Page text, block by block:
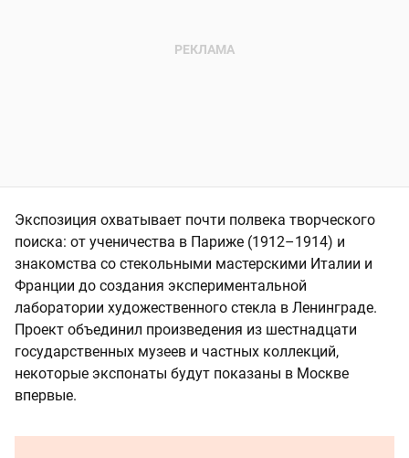
Экспозиция охватывает почти полвека творческого
поиска: от ученичества в Париже (1912–1914) и
знакомства со стекольными мастерскими Италии и
Франции до создания экспериментальной
лаборатории художественного стекла в Ленинграде.
Проект объединил произведения из шестнадцати
государственных музеев и частных коллекций,
некоторые экспонаты будут показаны в Москве
впервые.